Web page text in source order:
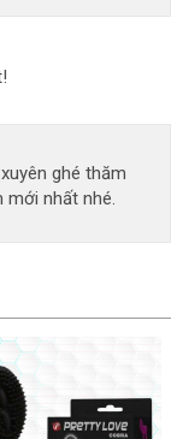
ghé thăm
mới nhất nhé.